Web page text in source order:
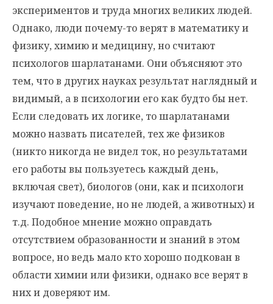
экспериментов и труда многих великих людей.
Однако, люди почему-то верят в математику и
физику, химию и медицину, но считают
психологов шарлатанами. Они объясняют это
тем, что в других науках результат наглядный и
видимый, а в психологии его как будто бы нет.
Если следовать их логике, то шарлатанами
можно назвать писателей, тех же физиков
(никто никогда не видел ток, но результатами
его работы вы пользуетесь каждый день,
включая свет), биологов (они, как и психологи
изучают поведение, но не людей, а животных) и
т.д. Подобное мнение можно оправдать
отсутствием образованности и знаний в этом
вопросе, но ведь мало кто хорошо подкован в
области химии или физики, однако все верят в
них и доверяют им.